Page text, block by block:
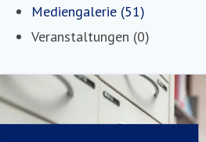
Mediengalerie (51)
Veranstaltungen (0)